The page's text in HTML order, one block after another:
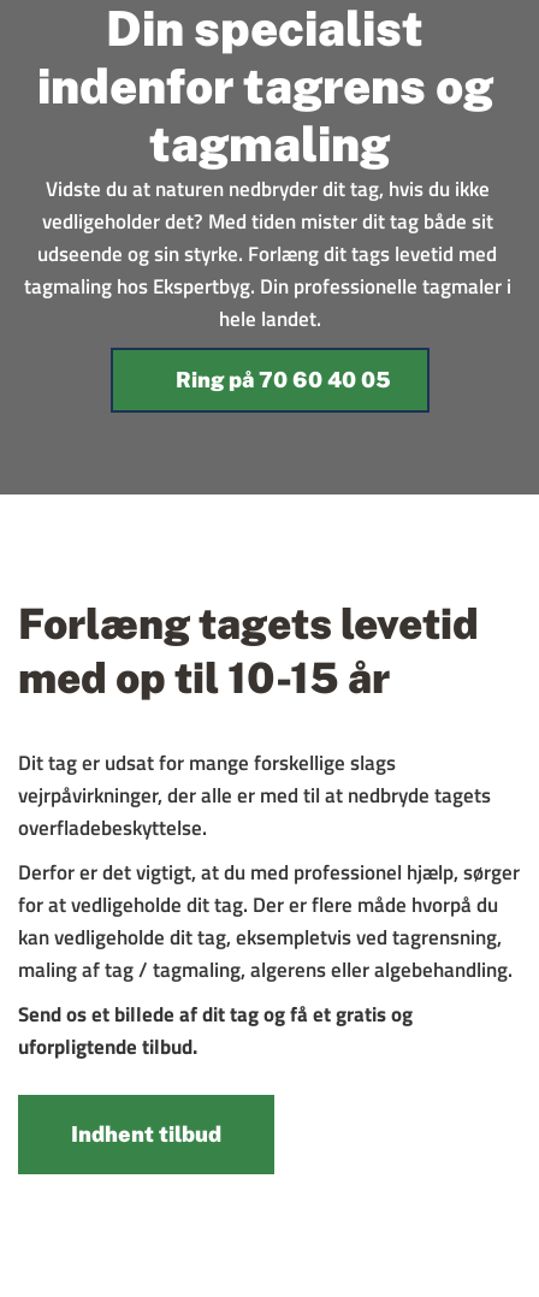
Din specialist
indenfor tagrens og
tagmaling
Vidste du at naturen nedbryder dit tag, hvis du ikke
vedligeholder det? Med tiden mister dit tag både sit
udseende og sin styrke. Forlæng dit tags levetid med
tagmaling hos Ekspertbyg. Din professionelle tagmaler i
hele landet.
Ring på 70 60 40 05
Forlæng tagets levetid
med op til 10-15 år
Dit tag er udsat for mange forskellige slags
vejrpåvirkninger, der alle er med til at nedbryde tagets
overfladebeskyttelse.
Derfor er det vigtigt, at du med professionel hjælp, sørger
for at vedligeholde dit tag. Der er flere måde hvorpå du
kan vedligeholde dit tag, eksempletvis ved tagrensning,
maling af tag / tagmaling, algerens eller algebehandling.
Send os et billede af dit tag og få et gratis og
uforpligtende tilbud.
Indhent tilbud